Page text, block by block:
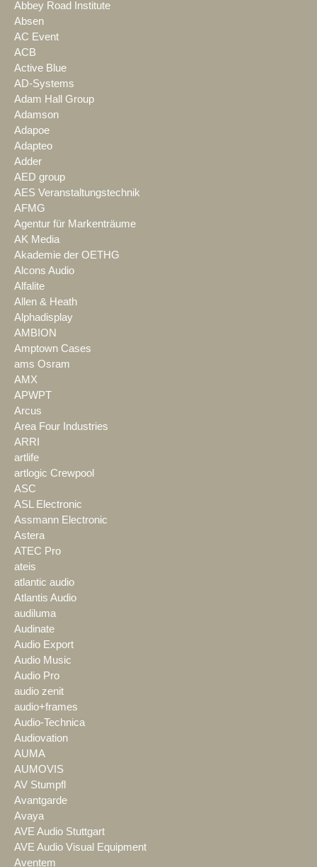
Abbey Road Institute
Absen
AC Event
ACB
Active Blue
AD-Systems
Adam Hall Group
Adamson
Adapoe
Adapteo
Adder
AED group
AES Veranstaltungstechnik
AFMG
Agentur für Markenträume
AK Media
Akademie der OETHG
Alcons Audio
Alfalite
Allen & Heath
Alphadisplay
AMBION
Amptown Cases
ams Osram
AMX
APWPT
Arcus
Area Four Industries
ARRI
artlife
artlogic Crewpool
ASC
ASL Electronic
Assmann Electronic
Astera
ATEC Pro
ateis
atlantic audio
Atlantis Audio
audiluma
Audinate
Audio Export
Audio Music
Audio Pro
audio zenit
audio+frames
Audio-Technica
Audiovation
AUMA
AUMOVIS
AV Stumpfl
Avantgarde
Avaya
AVE Audio Stuttgart
AVE Audio Visual Equipment
Aventem